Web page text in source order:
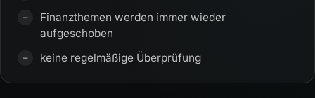
Finanzthemen werden immer wieder
aufgeschoben
keine regelmäßige Überprüfung